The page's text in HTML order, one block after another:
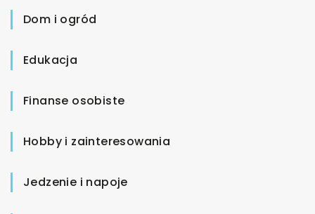
Dom i ogród
Edukacja
Finanse osobiste
Hobby i zainteresowania
Jedzenie i napoje